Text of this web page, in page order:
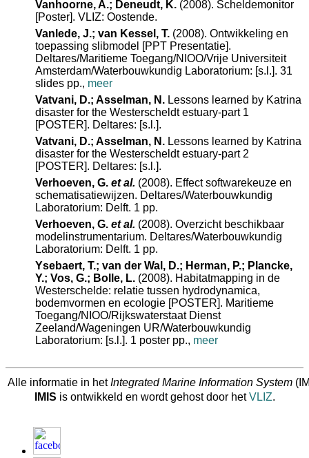
Vanhoorne, A.; Deneudt, K. (2008). Scheldemonitor
[Poster]. VLIZ: Oostende.
Vanlede, J.; van Kessel, T. (2008). Ontwikkeling en
toepassing slibmodel [PPT Presentatie].
Deltares/Maritieme Toegang/NIOO/Vrije Universiteit
Amsterdam/Waterbouwkundig Laboratorium: [s.l.]. 31
slides pp., meer
Vatvani, D.; Asselman, N. Lessons learned by Katrina
disaster for the Westerscheldt estuary-part 1
[POSTER]. Deltares: [s.l.].
Vatvani, D.; Asselman, N. Lessons learned by Katrina
disaster for the Westerscheldt estuary-part 2
[POSTER]. Deltares: [s.l.].
Verhoeven, G. et al. (2008). Effect softwarekeuze en
schematisatiewijzen. Deltares/Waterbouwkundig
Laboratorium: Delft. 1 pp.
Verhoeven, G. et al. (2008). Overzicht beschikbaar
modelinstrumentarium. Deltares/Waterbouwkundig
Laboratorium: Delft. 1 pp.
Ysebaert, T.; van der Wal, D.; Herman, P.; Plancke,
Y.; Vos, G.; Bolle, L. (2008). Habitatmapping in de
Westerschelde: relatie tussen hydrodynamica,
bodemvormen en ecologie [POSTER]. Maritieme
Toegang/NIOO/Rijkswaterstaat Dienst
Zeeland/Wageningen UR/Waterbouwkundig
Laboratorium: [s.l.]. 1 poster pp., meer
Alle informatie in hetIntegrated Marine Information System
IMIS is ontwikkeld en wordt gehost door hetVLIZ.